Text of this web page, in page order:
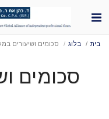
בית בלוג סכומים ושיעורים
סכומים